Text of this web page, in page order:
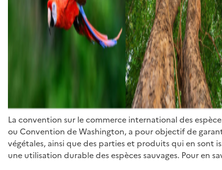
La convention sur le commerce international des
ou Convention de Washington, a pour objectif de
végétales, ainsi que des parties et produits qui en sont
une utilisation durable des espèces sauvages. Pour en